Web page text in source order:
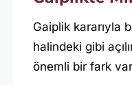
Gaiplik kararıyla
halindeki gibi
önemli bir fark